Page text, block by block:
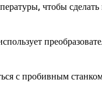
чтобы
с пробивным